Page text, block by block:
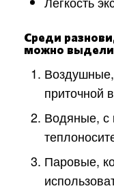
Среди
можно
приточной
Водяные, с
Паровые,